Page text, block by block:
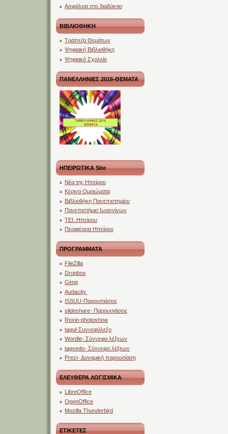
Ασφάλεια στο διαδύκτιο
ΒΙΒΛΙΟΘΗΚΗ
Τράπεζα Θεμάτων
Ψηφιακή Βιβλιοθήκη
Ψηφιακό Σχολείο
ΠΑΝΕΛΛΗΝΙΕΣ 2016-ΘΕΜΑΤΑ
ΗΠΕΙΡΩΤΙΚΑ Site
Νέα της Ηπείρου
Κέρινα Ομοιώματα
Βιβλιοθήκη Πανεπιστημίου
Πανεπιστήμιο Ιωαννίνων
ΤΕΙ..Ηπείρου
Περιφέρεια Ηπείρου
ΠΡΟΓΡΑΜΜΑΤΑ
FileZilla
Dropbox
Gimp
Audacity.
ISSUU-Παρουσιάσεις
slideshare- Παρουσιάσεις
Roxio-photoshow
tagul-Συννεφόλεξο
Wordle- Σύννεφα λέξεων
tagxedo- Σύννεφο λέξεων
Prezi- Δυναμική παρουσίαση
ΕΛΕΥΘΕΡΑ ΛΟΓΙΣΜΙΚΑ
LibreOffice
OpenOffice
Mozilla Thunderbird
ΕΤΙΚΕΤΕΣ